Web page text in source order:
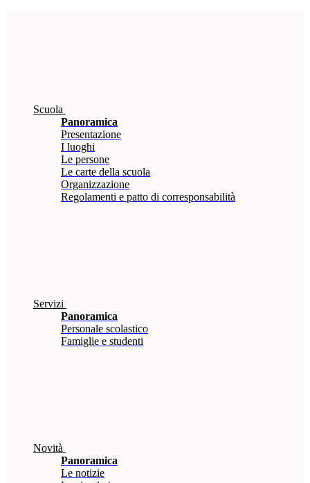
Scuola
Panoramica
Presentazione
I luoghi
Le persone
Le carte della scuola
Organizzazione
Regolamenti e patto di corresponsabilità
Servizi
Panoramica
Personale scolastico
Famiglie e studenti
Novità
Panoramica
Le notizie